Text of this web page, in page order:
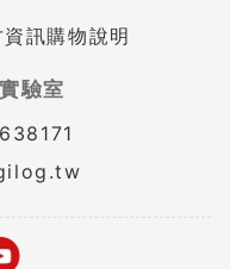
資訊購物說明
驗室